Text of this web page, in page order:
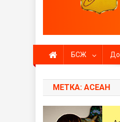
БСЖ
МЕТКА: АСЕАН